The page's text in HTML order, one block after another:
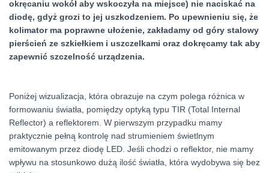
okręcaniu wokół aby wskoczyła na miejsce) nie naciskać na
diodę, gdyż grozi to jej uszkodzeniem. Po upewnieniu się, że
kolimator ma poprawne ułożenie, zakładamy od góry stalowy
pierścień ze szkiełkiem i uszczelkami oraz dokręcamy tak aby
zapewnić szczelność urządzenia.
Poniżej wizualizacja, która obrazuje na czym polega różnica w
formowaniu światła, pomiędzy optyką typu TIR (Total Internal
Reflector) a reflektorem. W pierwszym przypadku mamy
praktycznie pełną kontrolę nad strumieniem świetlnym
emitowanym przez diodę LED. Jeśli chodzi o reflektor, nie mamy
wpływu na stosunkowo dużą ilość światła, która wydobywa się bez